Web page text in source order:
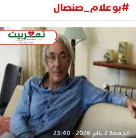
#بوعلام_صنصال
الجمعة 2 يناير 2026 - 23:40